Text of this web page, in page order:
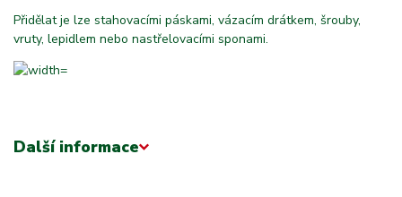
Přidělat je lze stahovacími páskami, vázacím drátkem, šrouby,
vruty, lepidlem nebo nastřelovacími sponami.
Další informace